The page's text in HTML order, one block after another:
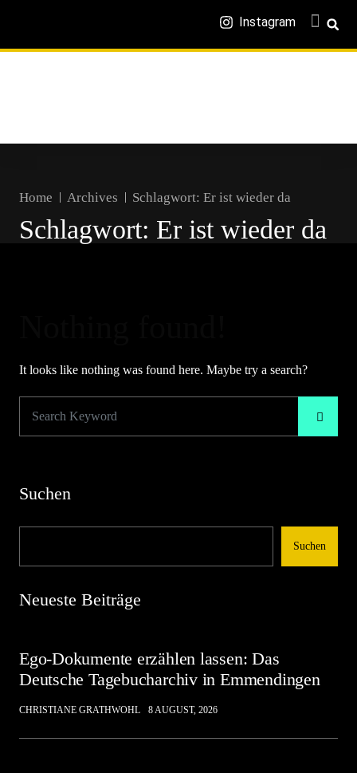
Instagram
Home Archives Schlagwort: Er ist wieder da
Schlagwort: Er ist wieder da
It looks like nothing was found here. Maybe try a search?
Suchen
Suchen
Neueste Beiträge
Ego-Dokumente erzählen lassen: Das
Deutsche Tagebucharchiv in Emmendingen
CHRISTIANE GRATHWOHL 8 AUGUST, 2026